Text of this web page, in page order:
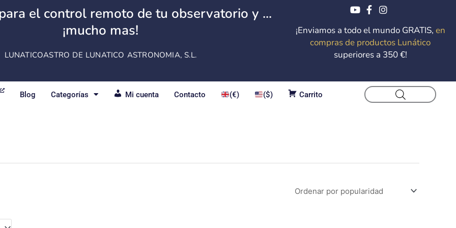
el control remoto de tu observatorio y ...
¡mucho mas!
LUNATICOASTRO DE LUNATICO ASTRONOMIA, S.L.
¡Enviamos a todo el mundo GRATIS, en
compras de productos Lunático
superiores a 350 €!
Blog Categorías Mi cuenta Contacto (€) ($) Carrito